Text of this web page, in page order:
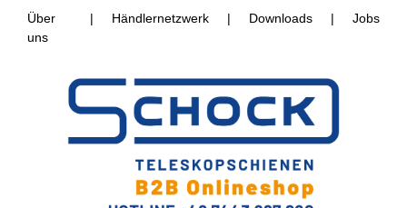
Über
uns
| Händlernetzwerk | Downloads | Jobs